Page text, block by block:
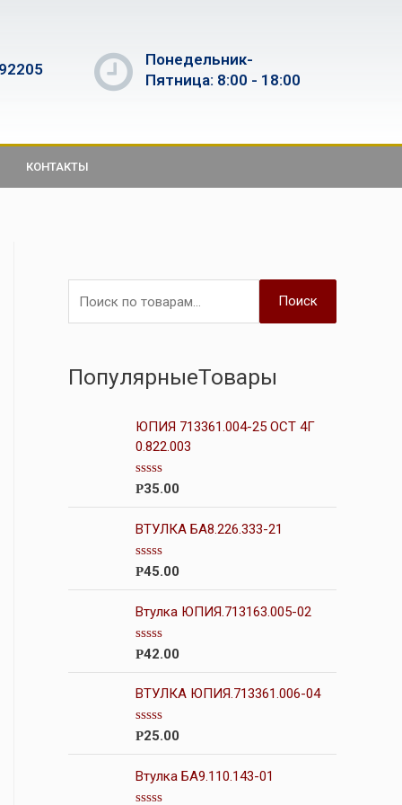
Понедельник-
Пятница: 8:00 - 18:00
КОНТАКТЫ
Поиск
ПопулярныеТовары
ЮПИЯ 713361.004-25 ОСТ 4Г
0.822.003
О
н
а
0
з
5
Р35.00
ВТУЛКА БА8.226.333-21
О
н
а
0
з
5
Р45.00
Втулка ЮПИЯ.713163.005-02
О
н
а
0
5
Р42.00
ВТУЛКА ЮПИЯ.713361.006-04
О
н
Р25.00
Втулка БА9.110.143-01